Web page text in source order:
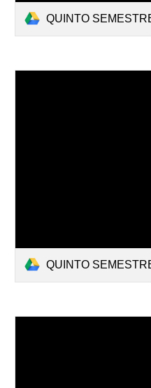
QUINTO SEMESTRE
QUINTO SEMESTRE